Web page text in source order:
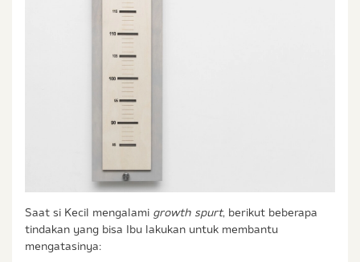
Saat si Kecil mengalami growth spurt, berikut beberapa
tindakan yang bisa Ibu lakukan untuk membantu
mengatasinya: